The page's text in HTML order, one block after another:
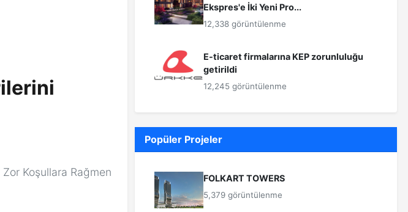
Koşullara Rağmen
Ekspres'e İki Yeni Pro...
12,338 görüntülenme
E-ticaret firmalarına KEP zorunluluğu
getirildi
12,245 görüntülenme
Popüler Projeler
FOLKART TOWERS
5,379 görüntülenme